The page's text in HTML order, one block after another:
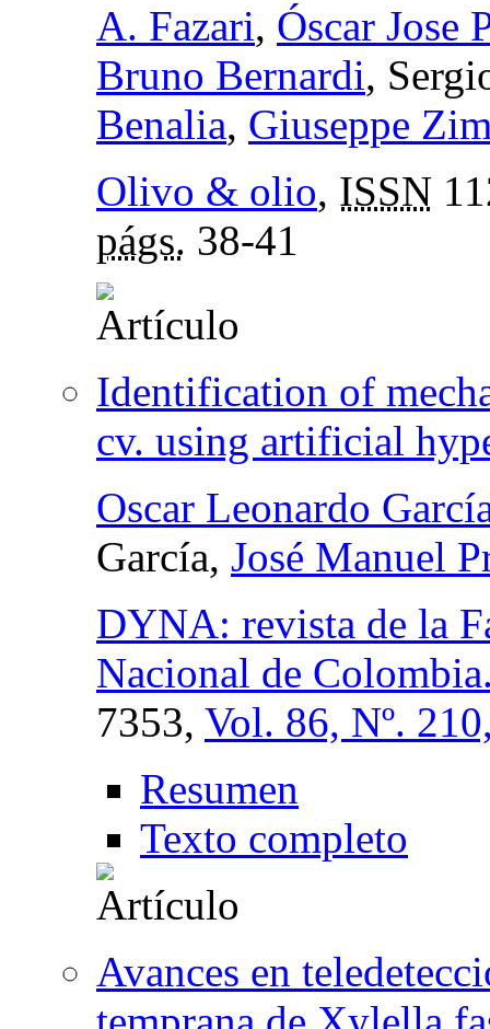
A. Fazari, Óscar Jose
Bruno Bernardi,
Benalia, Giuseppe
Olivo & olio, ISSN
págs. 38-41
Identification of
cv. using artificial
Oscar Leonardo
García, José Manuel
DYNA: revista de la
Nacional de
7353, Vol. 86, Nº.
Resumen
Texto completo
Avances en